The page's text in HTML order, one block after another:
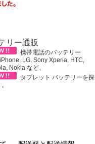
リー通販
携帯電話のバッテリー
LG, Sony Xperia, HTC,
Nokia など、
タブレット バッテリーを探